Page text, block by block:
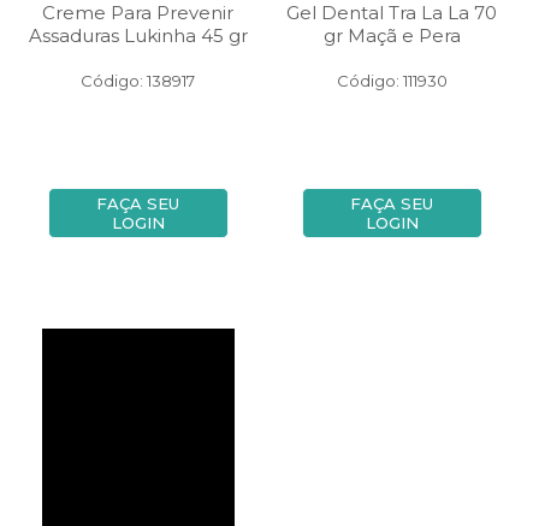
Creme Para Prevenir
Assaduras Lukinha 45 gr
Código: 138917
FAÇA SEU
LOGIN
Gel Dental Tra La La 70
gr Maçã e Pera
Código: 111930
FAÇA SEU
LOGIN